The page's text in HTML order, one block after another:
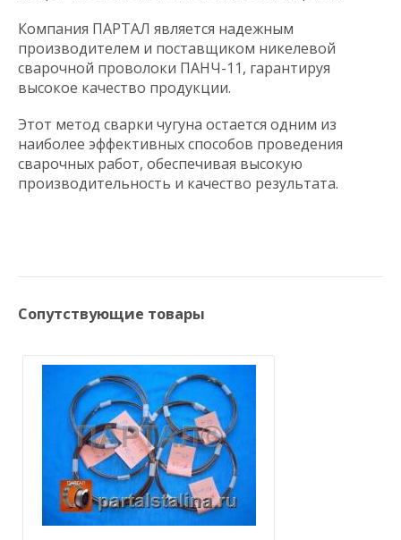
Компания ПАРТАЛ является надежным
производителем и поставщиком никелевой
сварочной проволоки ПАНЧ-11, гарантируя
высокое качество продукции.
Этот метод сварки чугуна остается одним из
наиболее эффективных способов проведения
сварочных работ, обеспечивая высокую
производительность и качество результата.
Сопутствующие товары